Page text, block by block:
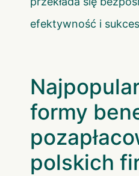
efektywność i
formy
polskich